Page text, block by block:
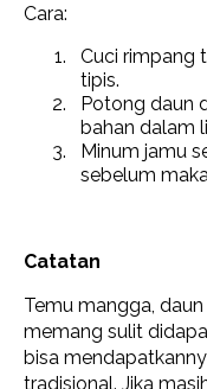
Cara:
Cuci rimpang
tipis.
Potong daun
bahan dalam
Minum jamu
sebelum
Catatan
Temu mangga,
memang sulit
bisa
tradisional. Jika